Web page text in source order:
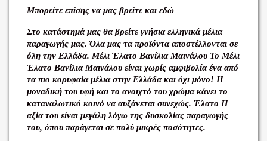
Μπορείτε επίσης να μας βρείτε και εδώ
Στο κατάστημά μας θα βρείτε γνήσια ελληνικά μέλια
παραγωγής μας. Όλα μας τα προϊόντα αποστέλλονται σε
όλη την Ελλάδα. Μέλι Έλατο Βανίλια Μαινάλου Το Μέλι
Έλατο Βανίλια Μαινάλου είναι χωρίς αμφιβολία ένα από
τα πιο κορυφαία μέλια στην Ελλάδα και όχι μόνο! Η
μοναδική του υφή και το ανοιχτό του χρώμα κάνει το
καταναλωτικό κοινό να αυξάνεται συνεχώς. Έλατο Η
αξία του είναι μεγάλη λόγω της δυσκολίας παραγωγής
του, όπου παράγεται σε πολύ μικρές ποσότητες.